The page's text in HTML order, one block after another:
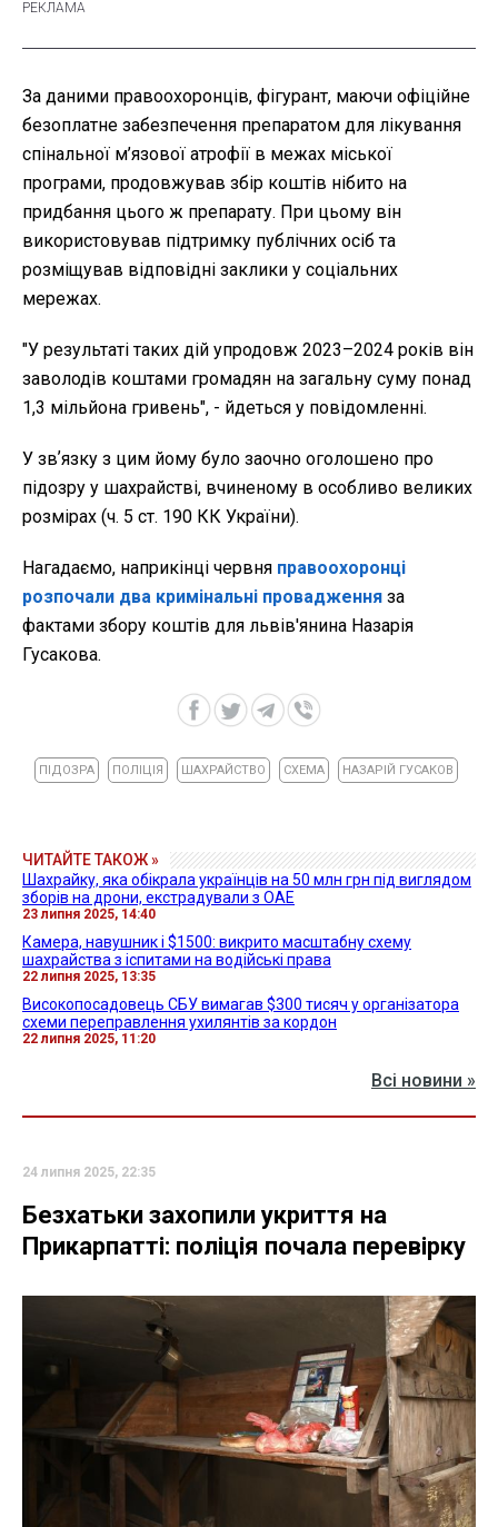
За даними правоохоронців, фігурант, маючи офіційне
безоплатне забезпечення препаратом для лікування
спінальної м’язової атрофії в межах міської
програми, продовжував збір коштів нібито на
придбання цього ж препарату. При цьому він
використовував підтримку публічних осіб та
розміщував відповідні заклики у соціальних
мережах.
"У результаті таких дій упродовж 2023–2024 років він
заволодів коштами громадян на загальну суму понад
1,3 мільйона гривень", - йдеться у повідомленні.
У звʼязку з цим йому було заочно оголошено про
підозру у шахрайстві, вчиненому в особливо великих
розмірах (ч. 5 ст. 190 КК України).
Нагадаємо, наприкінці червня правоохоронці
розпочали два кримінальні провадження за
фактами збору коштів для львів'янина Назарія
Гусакова.
ПІДОЗРА ПОЛІЦІЯ ШАХРАЙСТВО СХЕМА НАЗАРІЙ ГУСАКОВ
ЧИТАЙТЕ ТАКОЖ »
Шахрайку, яка обікрала українців на 50 млн грн під виглядом
зборів на дрони, екстрадували з ОАЕ
23 липня 2025, 14:40
Камера, навушник і $1500: викрито масштабну схему
шахрайства з іспитами на водійські права
22 липня 2025, 13:35
Високопосадовець СБУ вимагав $300 тисяч у організатора
схеми переправлення ухилянтів за кордон
22 липня 2025, 11:20
Всі новини »
24 липня 2025, 22:35
Безхатьки захопили укриття на
Прикарпатті: поліція почала перевірку